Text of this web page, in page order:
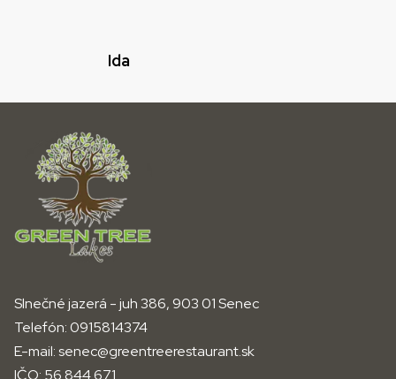
Ida
Slnečné jazerá - juh 386, 903 01 Senec
Telefón:0915814374
E-mail:senec@greentreerestaurant.sk
IČO: 56 844 671